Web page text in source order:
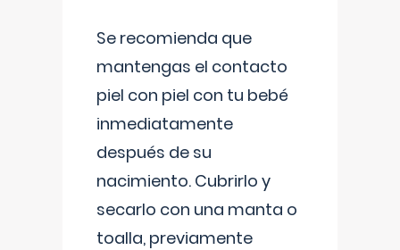
Se recomienda que
mantengas el contacto
piel con piel con tu bebé
inmediatamente
después de su
nacimiento. Cubrirlo y
secarlo con una manta o
toalla, previamente